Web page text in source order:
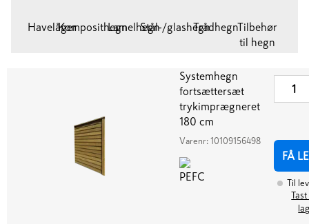
HavelågerKomposithegnLamelhegnStål-/glashegnTrådhegnTilbehør
til hegn
Systemhegn
fortsættersæt
trykimprægneret
180 cm
Varenr: 10109156498
FÅ
Til